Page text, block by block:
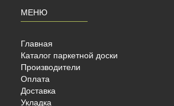
МЕНЮ
Главная
Каталог паркетной доски
Производители
Оплата
Доставка
Укладка